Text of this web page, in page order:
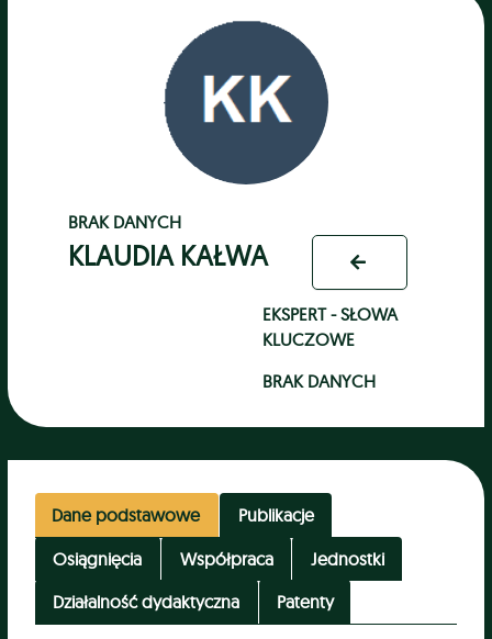
BRAK DANYCH
KLAUDIA KAŁWA
EKSPERT - SŁOWA
KLUCZOWE
BRAK DANYCH
Dane podstawowe
Publikacje
Osiągnięcia
Współpraca
Jednostki
Działalność dydaktyczna
Patenty